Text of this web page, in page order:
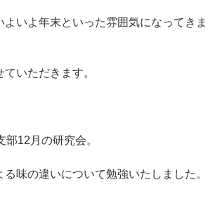
いよ年末といった雰囲気になってきま
いただきます。
12月の研究会。
味の違いについて勉強いたしました。